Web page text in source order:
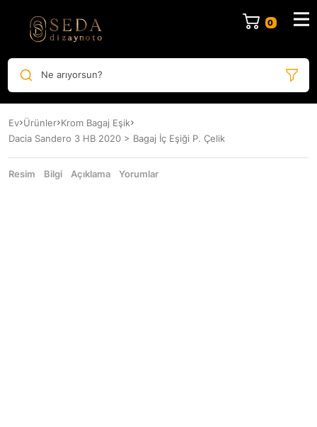
Ne arıyorsun?
Ev Ürünler Krom Bagaj Eşik
Dacia Sandero 3 HB 2020 > Bagaj İç Eşiği P. Çelik
Resim Bilgi Açıklama Yorumlar